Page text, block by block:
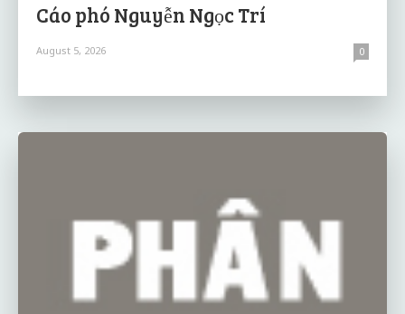
Cáo phó Nguyễn Ngọc Trí
August 5, 2026 0